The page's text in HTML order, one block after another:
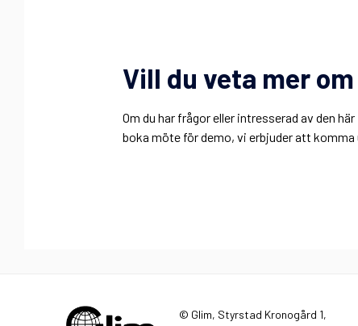
Vill du veta mer
Om du har frågor eller intresserad av den
boka möte för demo, vi erbjuder att
© Glim, Styrstad Kronogård 1,